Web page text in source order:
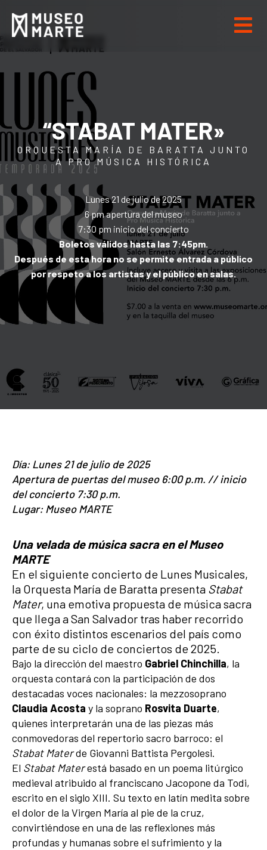
“STABAT MATER»
ORQUESTA MARÍA DE BARATTA JUNTO
A PRO MÚSICA HISTÓRICA
Lunes 21 de julio de 2025
6 pm apertura del museo
7:30 pm inicio del concierto
Boletos válidos hasta las 7:45pm.
Después de esta hora no se permite entrada a público
por respeto a los artistas y el público en salas.
Día: Lunes 21 de julio de 2025
Apertura de puertas del museo 6:00 p.m. // inicio
del concierto 7:30 p.m.
Lugar: Museo MARTE
Una velada de música sacra en el Museo
MARTE
En el siguiente concierto de Lunes Musicales,
la Orquesta María de Baratta presenta Stabat
Mater, una emotiva propuesta de música sacra
que llega a San Salvador tras haber recorrido
con éxito distintos escenarios del país como
parte de su ciclo de conciertos de 2025.
Bajo la dirección del maestro Gabriel Chinchilla, la
orquesta contará con la participación de dos
destacadas voces nacionales: la mezzosoprano
Claudia Acosta y la soprano Rosvita Duarte,
quienes interpretarán una de las piezas más
conmovedoras del repertorio sacro barroco: el
Stabat Materde Giovanni Battista Pergolesi.
El Stabat Materestá basado en un poema litúrgico
medieval atribuido al franciscano Jacopone da Todi,
escrito en el siglo XIII. Su texto en latín medita sobre
el dolor de la Virgen María al pie de la cruz,
convirtiéndose en una de las reflexiones más
profundas y humanas sobre el sufrimiento y la